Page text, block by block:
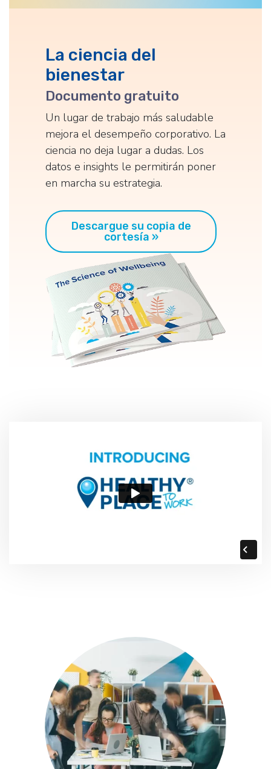
La ciencia del
bienestar
Documento gratuito
Un lugar de trabajo más saludable
mejora el desempeño corporativo. La
ciencia no deja lugar a dudas. Los
datos e insights le permitirán poner
en marcha su estrategia.
Descargue su copia de
cortesía »